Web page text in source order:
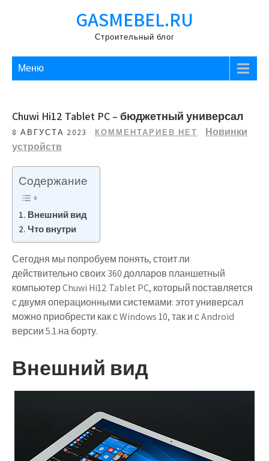
GASMEBEL.RU
Строительный блог
Меню
Chuwi Hi12 Tablet PC – бюджетный универсал
8 АВГУСТА 2023 КОММЕНТАРИЕВ НЕТ
Новинки
устройств
Содержание
Внешний вид
Что внутри
Сегодня мы попробуем понять, стоит ли
действительно своих 360 долларов планшетный
компьютер Chuwi Hi12 Tablet PC, который поставляется
с двумя операционными системами: этот универсал
можно приобрести как с Windows 10, так и с Android
версии 5.1.на борту.
Внешний вид